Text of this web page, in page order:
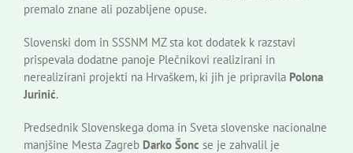
premalo znane ali pozabljene opuse.
Slovenski dom in SSSNM MZ sta kot dodatek k razstavi
prispevala dodatne panoje Plečnikovi realizirani in
nerealizirani projekti na Hrvaškem, ki jih je pripravila Polona
Jurinić.
Predsednik Slovenskega doma in Sveta slovenske nacionalne
manjšine Mesta Zagreb Darko Šonc se je zahvalil je